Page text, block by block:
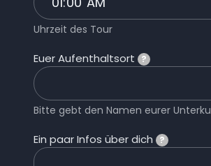
Uhrzeit des Tour
Euer Aufenthaltsort ?
Bitte gebt den Namen eurer
Ein paar Infos über dich ?